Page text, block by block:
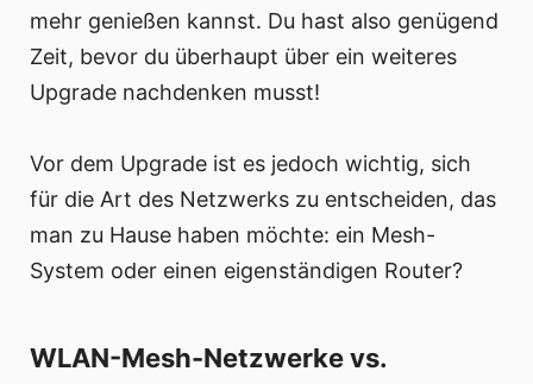
mehr genießen kannst. Du hast also genügend
Zeit, bevor du überhaupt über ein weiteres
Upgrade nachdenken musst!
Vor dem Upgrade ist es jedoch wichtig, sich
für die Art des Netzwerks zu entscheiden, das
man zu Hause haben möchte: ein Mesh-
System oder einen eigenständigen Router?
WLAN-Mesh-Netzwerke vs.